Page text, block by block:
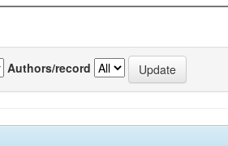
Authors/record